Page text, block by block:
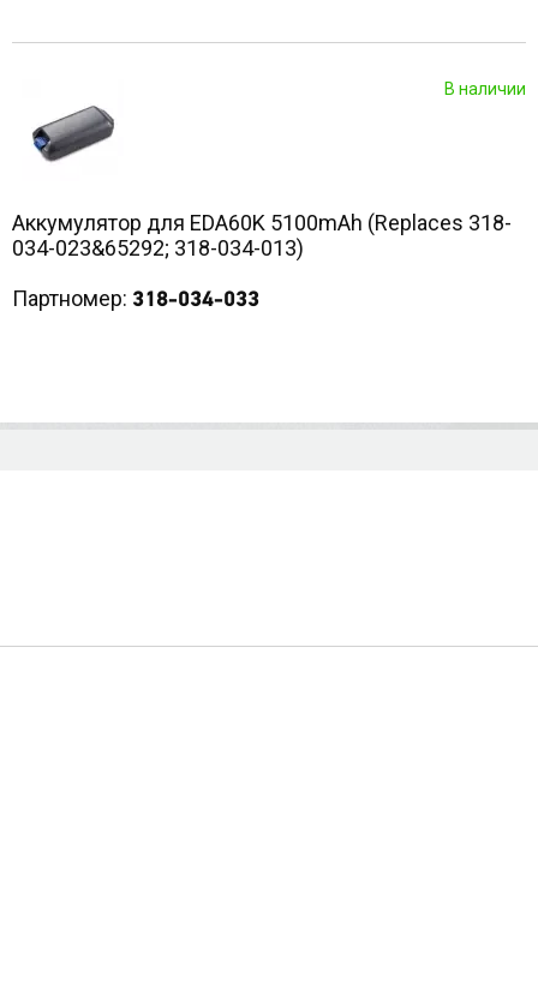
В наличии
Аккумулятор для EDA60K 5100mAh (Replaces 318-
034-023&65292; 318-034-013)
Партномер: 318-034-033